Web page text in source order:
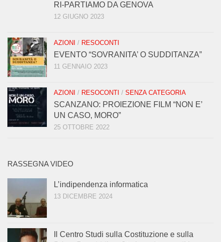
RI-PARTIAMO DA GENOVA
12 GIUGNO 2023
AZIONI / RESOCONTI
EVENTO “SOVRANITA’ O SUDDITANZA”
11 GENNAIO 2023
AZIONI / RESOCONTI / SENZA CATEGORIA
SCANZANO: PROIEZIONE FILM “NON E’
UN CASO, MORO”
25 OTTOBRE 2022
RASSEGNA VIDEO
L’indipendenza informatica
13 DICEMBRE 2024
Il Centro Studi sulla Costituzione e sulla